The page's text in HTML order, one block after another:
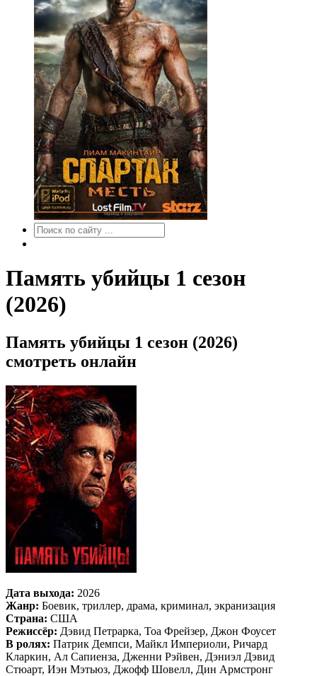
Память убийцы 1 сезон
(2026)
Память убийцы 1 сезон (2026)
смотреть онлайн
Дата выхода: 2026
Жанр: Боевик, триллер, драма, криминал, экранизация
Страна: США
Режиссёр: Дэвид Петрарка, Тоа Фрейзер, Джон Фоусет
В ролях: Патрик Демпси, Майкл Империоли, Ричард
Кларкин, Ал Сапиенза, Дженни Рэйвен, Дэниэл Дэвид
Стюарт, Иэн Мэтьюз, Джофф Шовелл, Дин Армстронг